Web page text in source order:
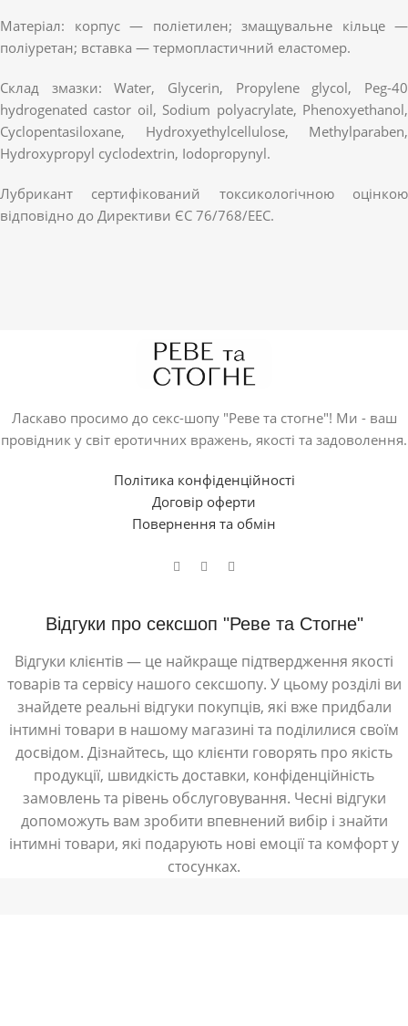
Матеріал: корпус — поліетилен; змащувальне кільце —
поліуретан; вставка — термопластичний еластомер.
Склад змазки: Water, Glycerin, Propylene glycol, Peg-40
hydrogenated castor oil, Sodium polyacrylate, Phenoxyethanol,
Cyclopentasiloxane, Hydroxyethylcellulose, Methylparaben,
Hydroxypropyl cyclodextrin, Iodopropynyl.
Лубрикант сертифікований токсикологічною оцінкою
відповідно до Директиви ЄС 76/768/EEC.
Ласкаво просимо до секс-шопу "Реве та стогне"! Ми - ваш
провідник у світ еротичних вражень, якості та задоволення.
Політика конфіденційності
Договір оферти
Повернення та обмін
Відгуки про сексшоп "Реве та Стогне"
Відгуки клієнтів — це найкраще підтвердження якості
товарів та сервісу нашого сексшопу. У цьому розділі ви
знайдете реальні відгуки покупців, які вже придбали
інтимні товари в нашому магазині та поділилися своїм
досвідом. Дізнайтесь, що клієнти говорять про якість
продукції, швидкість доставки, конфіденційність
замовлень та рівень обслуговування. Чесні відгуки
допоможуть вам зробити впевнений вибір і знайти
інтимні товари, які подарують нові емоції та комфорт у
стосунках.